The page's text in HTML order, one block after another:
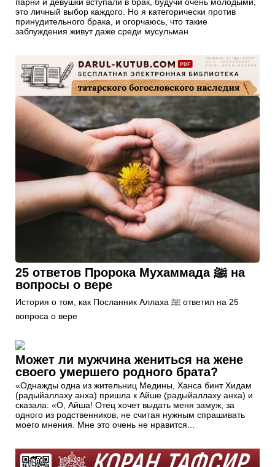
это личный выбор каждого. Но я категорически против
принудительного брака, и огорчаюсь, что такие
заблуждения живут даже среди мусульман
25 ответов Пророка Мухаммада ﷺ на
вопросы о вере
История о том, как Посланник Аллаха ﷺ ответил на 25
вопроса о вере
Может ли мужчина жениться на жене
своего умершего родного брата?
«Однажды одна из жительниц Медины, Ханса бинт Хидам
(радыйаллаху анха) пришла к Айше (радыйаллаху анха) и
сказала: «О, Айша! Отец хочет выдать меня замуж, за
одного из родственников, не считая нужным спрашивать
моего мнения. Мне это очень не нравится...